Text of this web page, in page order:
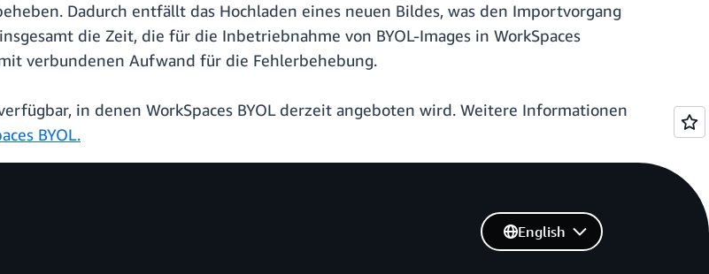
Dadurch entfällt das Hochladen eines neuen Bildes, was den Importvorgang
die Zeit, die für die Inbetriebnahme von BYOL-Images in WorkSpaces
verbundenen Aufwand für die Fehlerbehebung.
in denen WorkSpaces BYOL derzeit angeboten wird. Weitere Informationen
BYOL.
English